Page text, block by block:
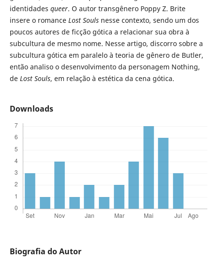
identidades queer. O autor transgênero Poppy Z. Brite
insere o romance Lost Soulsnesse contexto, sendo um dos
poucos autores de ficção gótica a relacionar sua obra à
subcultura de mesmo nome. Nesse artigo, discorro sobre a
subcultura gótica em paralelo à teoria de gênero de Butler,
então analiso o desenvolvimento da personagem Nothing,
deLost Souls, em relação à estética da cena gótica.
Downloads
Biografia do Autor